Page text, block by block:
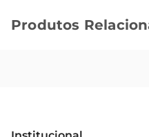
Produtos